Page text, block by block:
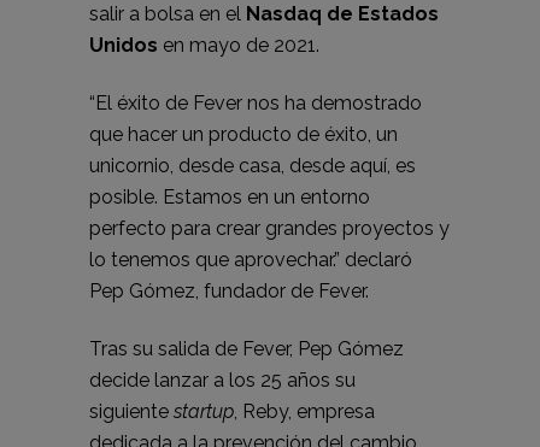
salir a bolsa en el Nasdaq de Estados
Unidos en mayo de 2021.
“El éxito de Fever nos ha demostrado
que hacer un producto de éxito, un
unicornio, desde casa, desde aquí, es
posible. Estamos en un entorno
perfecto para crear grandes proyectos y
lo tenemos que aprovechar.” declaró
Pep Gómez, fundador de Fever.
Tras su salida de Fever, Pep Gómez
decide lanzar a los 25 años su
siguiente startup, Reby, empresa